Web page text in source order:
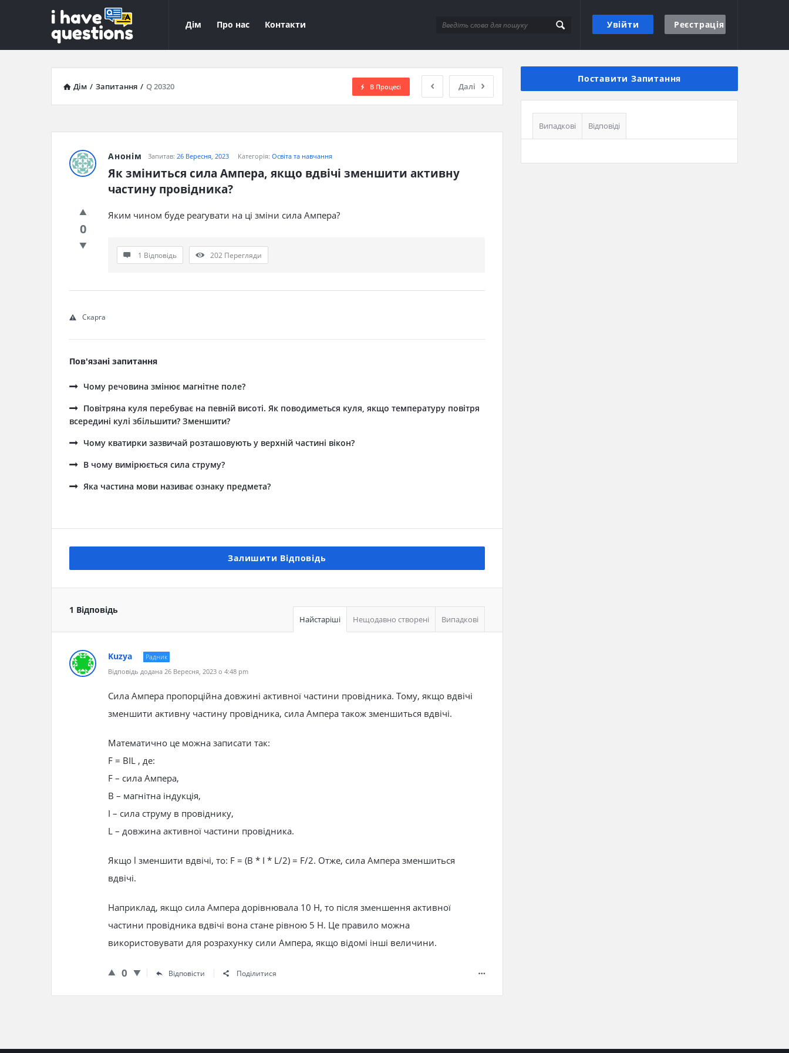
Увійти Реєстрація
iHaveQuestions
Навігація
Дім Про нас Контакти
Дім / Запитання / Q 20320 Далі
В Процесі
Анонім Запитав: 26 Вересня, 2023 Категорія: Освіта та навчання
Як зміниться сила Ампера, якщо вдвічі зменшити активну
частину провідника?
0
Яким чином буде реагувати на ці зміни сила Ампера?
1 Відповідь 202 Перегляди
Скарга
Пов'язані запитання
Чому речовина змінює магнітне поле?
Повітряна куля перебуває на певній висоті. Як поводиметься куля, якщо температуру повітря
всередині кулі збільшити? Зменшити?
Чому кватирки зазвичай розташовують у верхній частині вікон?
В чому вимірюється сила струму?
Яка частина мови називає ознаку предмета?
Залишити Відповідь
1 Відповідь
Найстаріші Нещодавно створені Випадкові
Kuzya
Радник
Відповідь додана 26 Вересня, 2023 о 4:48 pm
Сила Ампера пропорційна довжині активної частини провідника. Тому, якщо вдвічі
зменшити активну частину провідника, сила Ампера також зменшиться вдвічі.
Математично це можна записати так:
F = BIL , де:
F – сила Ампера,
B – магнітна індукція,
I – сила струму в провіднику,
L – довжина активної частини провідника.
Якщо l зменшити вдвічі, то: F = (B * I * L/2) = F/2. Отже, сила Ампера зменшиться
вдвічі.
Наприклад, якщо сила Ампера дорівнювала 10 Н, то після зменшення активної
частини провідника вдвічі вона стане рівною 5 Н. Це правило можна
використовувати для розрахунку сили Ампера, якщо відомі інші величини.
0 Відповісти Поділитися
Поставити Запитання
Випадкові Відповіді